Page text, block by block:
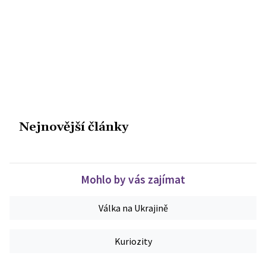
Nejnovější články
Mohlo by vás zajímat
Válka na Ukrajině
Kuriozity